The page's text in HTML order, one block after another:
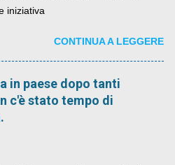
iniziativa
CONTINUA A LEGGERE
in paese dopo tanti
c'è stato tempo di